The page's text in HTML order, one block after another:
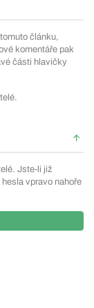
článku,
komentáře pak
části hlavičky
Jste-li již
vpravo nahoře